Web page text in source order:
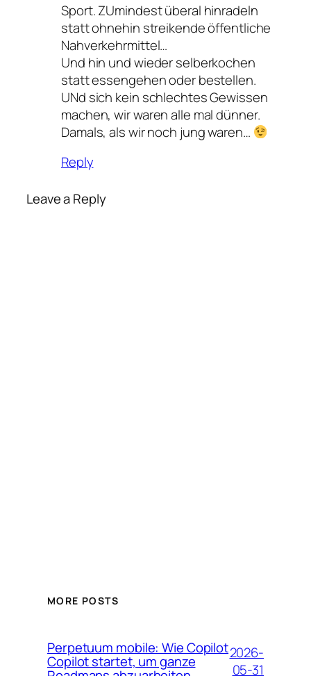
Sport. ZUmindest überal hinradeln
statt ohnehin streikende öffentliche
Nahverkehrmittel…
Und hin und wieder selberkochen
statt essengehen oder bestellen.
UNd sich kein schlechtes Gewissen
machen, wir waren alle mal dünner.
Damals, als wir noch jung waren…
Reply
Leave a Reply
MORE POSTS
Perpetuum mobile: Wie Copilot
Copilot startet, um ganze
2026-
05-31